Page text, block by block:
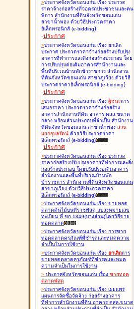
>ประกาศจังหวัดขอนแก่น เรื่อง ประกวด
ราคาจ้างก่อสร้างที่จอดรถประชาชนและคน
พิการ สำนักงานที่ดินจังหวัดขอนแก่น
สาขาน้ำพอง ด้วยวิธีประกวดราคา
อิเล็กทรอนิกส์ (e-bidding)
-ประกาศ
>ประกาศจังหวัดขอนแก่น เรื่อง ยกเลิก
ประกาศ ประกวดราคาจ้างก่อสร้างปรับปรุง
อาคารที่ทำการและสิ่งก่อสร้างประกอบ โดย
การปรับปรุงต่อเติมอาคารสำนักงานและ
พื้นที่บริเวณบ้านพักข้าราชการ สำนักงาน
ที่ดินจังหวัดขอนแก่น สาขาภูเวียง ด้วยวิธี
ประกวดราคาอิเล็กทรอนิกส์ (e-bidding)
-ประกาศ
>ประกาศจังหวัดขอนแก่น เรื่อง ผู้ชนะการ
เสนอราคา ประกวดราคาจ้างก่อสร้าง
อาคารสำนักงานที่ดิน อาคาร คสล.ขนาด
กลาง พร้อมส่วนประกอบที่จำเป็น สำนักงาน
ที่ดินจังหวัดขอนแก่น สาขาน้ำพอง ส่วน
แยกอุบลรัตน์ ด้วยวิธีประกวดราคา
อิเล็กทรอนิกส์ (e-bidding)
-ประกาศ
>ประกาศจังหวัดขอนแก่น เรื่อง ประกวด
ราคาก่อสร้างปรับปรุงอาคารที่ทำการและสิ่ง
ก่อสร้างประกอบ โดยปรับปรุง่อเติมอาคาร
สำนักงานและพื้นที่บริเวณบ้านพัก
ข้าราชการ สำนักงานที่ดินจังหวัดขอนแก่น
สาขาภูเวียง ด้วยวิธีประกวดราคา
อิเล็กทรอนิกส์ (e-bidding)
>ประกาศจังหวัดขอนแก่น เรื่อง ขายทอด
ตลาดต้นไม้บนที่ราชพัสดุ แปลงหมายเลข
ทะเบียน ที่ ขก.1849(บางส่วน)โดยวิธีขาย
ทอดตลาด
>ประกาศจังหวัดขอนแก่น เรื่อง การขาย
ทอดตลาดครุภัณฑ์ที่ชำรุดและหมดความ
จำเป็นในการใช้งาน
>ประกาศจังหวัดขอนแก่น เรื่อง ยกเลิกการ
ขายทอดตลาดครุภัณฑ์ที่ชำรุดและหมด
ความจำเป็นในการใช้งาน
> ประกาศจังหวัดขอนแก่น เรื่อง ขายทอด
ตลาดพัสดุ
>ประกาศจังหวัดขอนแก่น เรื่อง เผยแพร่
แผนการจัดซื้อจัดจ้าง ก่อสร้างอาคาร
ที่ทำการสำนักงานที่ดิน อาคาร คสล.ขนาด